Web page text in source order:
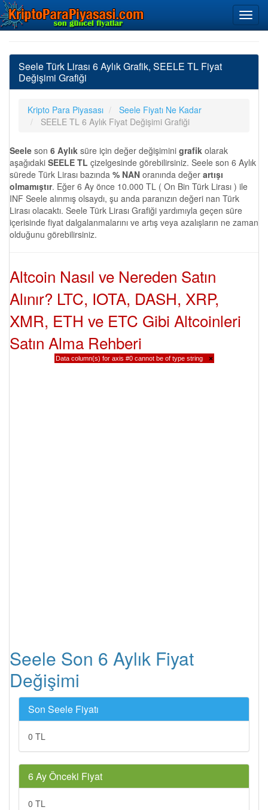
Seele Türk Lirası 6 Aylık Grafik, SEELE TL Fiyat
Değişimi Grafiği
Kripto Para Piyasası
Seele Fiyatı Ne Kadar
SEELE TL 6 Aylık Fiyat Değişimi Grafiği
Seele son 6 Aylık süre için değer değişimini grafik olarak
aşağıdaki SEELE TL çizelgesinde görebilirsiniz. Seele son 6 Aylık
sürede Türk Lirası bazında % NAN oranında değer artışı
olmamıştır. Eğer 6 Ay önce 10.000 TL ( On Bin Türk Lirası ) ile
INF Seele alınmış olsaydı, şu anda paranızın değeri nan Türk
Lirası olacaktı. Seele Türk Lirası Grafiği yardımıyla geçen süre
içerisinde fiyat dalgalanmalarını ve artış veya azalışların ne zaman
olduğunu görebilirsiniz.
Altcoin Nasıl ve Nereden Satın
Alınır? LTC, IOTA, DASH, XRP,
XMR, ETH ve ETC Gibi Altcoinleri
Satın Alma Rehberi
Data column(s) for axis #0 cannot be of type string ×
Seele Son 6 Aylık Fiyat
Değişimi
Son Seele Fiyatı
0 TL
6 Ay Önceki Fiyat
0 TL